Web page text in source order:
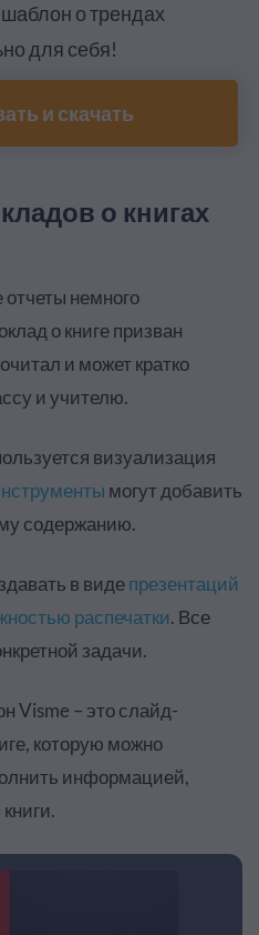
о трендах
для себя!
и скачать
о книгах
немного
о книге призван
и может кратко
и учителю.
визуализация
могут добавить
содержанию.
в видепрезентаций
распечатки. Все
задачи.
Visme – это слайд-
которую можно
информацией,